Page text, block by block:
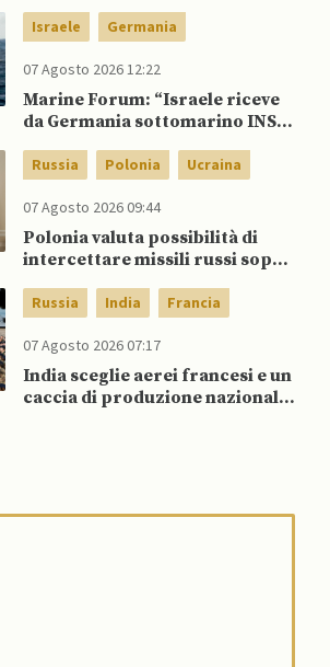
Ucraina
Israele Germania
07 Agosto 2026 12:22
Marine Forum: “Israele riceve
da Germania sottomarino INS
Russia Polonia Ucraina
07 Agosto 2026 09:44
Polonia valuta possibilità di
intercettare missili russi sopra
aereo NATO
Russia India Francia
07 Agosto 2026 07:17
India sceglie aerei francesi e un
caccia di produzione nazionale,